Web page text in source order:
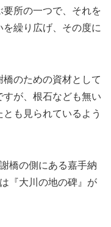
所の一つで、それを
繰り広げ、その度に
のための資材として
が、根石なども無い
も見られているよう
橋の側にある嘉手納
『大川の地の碑』が